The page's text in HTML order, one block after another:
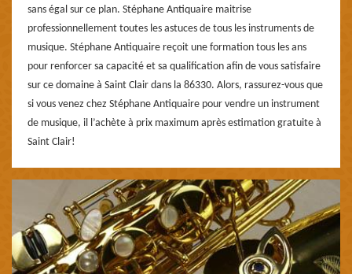
sans égal sur ce plan. Stéphane Antiquaire maitrise
professionnellement toutes les astuces de tous les instruments de
musique. Stéphane Antiquaire reçoit une formation tous les ans
pour renforcer sa capacité et sa qualification afin de vous satisfaire
sur ce domaine à Saint Clair dans la 86330. Alors, rassurez-vous que
si vous venez chez Stéphane Antiquaire pour vendre un instrument
de musique, il l’achète à prix maximum après estimation gratuite à
Saint Clair!